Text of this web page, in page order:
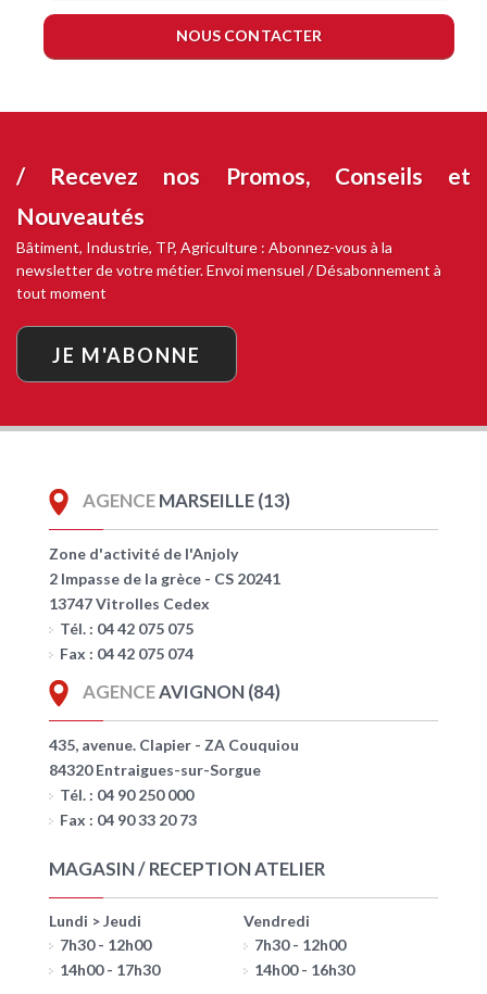
NOUS CONTACTER
/ Recevez nos Promos, Conseils et
Nouveautés
Bâtiment, Industrie, TP, Agriculture : Abonnez-vous à la
newsletter de votre métier. Envoi mensuel / Désabonnement à
tout moment
JE M'ABONNE
AGENCEMARSEILLE (13)
Zone d'activité de l'Anjoly
2 Impasse de la grèce - CS 20241
13747 Vitrolles Cedex
Tél. : 04 42 075 075
Fax : 04 42 075 074
AGENCEAVIGNON (84)
435, avenue. Clapier - ZA Couquiou
84320 Entraigues-sur-Sorgue
Tél. : 04 90 250 000
Fax : 04 90 33 20 73
MAGASIN / RECEPTION ATELIER
Lundi > Jeudi
7h30 - 12h00
14h00 - 17h30
Vendredi
7h30 - 12h00
14h00 - 16h30